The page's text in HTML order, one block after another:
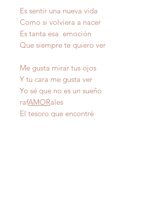
Es sentir una nueva vida
Como si volviera a nacer
Es tanta esa emoción
Que siempre te quiero ver
Me gusta mirar tus ojos
Y tu cara me gusta ver
Yo sé que no es un sueño
rafAMORales
El tesoro que encontré